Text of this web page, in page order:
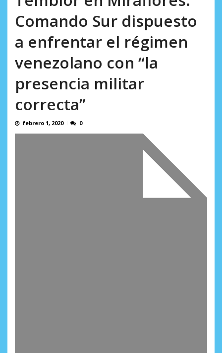
Comando Sur dispuesto
a enfrentar el régimen
venezolano con “la
presencia militar
correcta”
febrero 1, 2020 0